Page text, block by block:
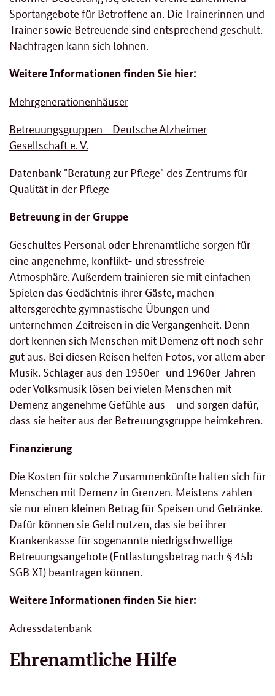
Sportangebote für Betroffene an. Die Trainerinnen und
Trainer sowie Betreuende sind entsprechend geschult.
Nachfragen kann sich lohnen.
Weitere Informationen finden Sie hier:
Mehrgenerationenhäuser
Betreuungsgruppen - Deutsche Alzheimer
Gesellschaft e. V.
Datenbank "Beratung zur Pflege" des Zentrums für
Qualität in der Pflege
Betreuung in der Gruppe
Geschultes Personal oder Ehrenamtliche sorgen für
eine angenehme, konflikt- und stressfreie
Atmosphäre. Außerdem trainieren sie mit einfachen
Spielen das Gedächtnis ihrer Gäste, machen
altersgerechte gymnastische Übungen und
unternehmen Zeitreisen in die Vergangenheit. Denn
dort kennen sich Menschen mit Demenz oft noch sehr
gut aus. Bei diesen Reisen helfen Fotos, vor allem aber
Musik. Schlager aus den 1950er- und 1960er-Jahren
oder Volksmusik lösen bei vielen Menschen mit
Demenz angenehme Gefühle aus – und sorgen dafür,
dass sie heiter aus der Betreuungsgruppe heimkehren.
Finanzierung
Die Kosten für solche Zusammenkünfte halten sich für
Menschen mit Demenz in Grenzen. Meistens zahlen
sie nur einen kleinen Betrag für Speisen und Getränke.
Dafür können sie Geld nutzen, das sie bei ihrer
Krankenkasse für sogenannte niedrigschwellige
Betreuungsangebote (Entlastungsbetrag nach § 45b
SGB XI) beantragen können.
Weitere Informationen finden Sie hier:
Adressdatenbank
Ehrenamtliche Hilfe